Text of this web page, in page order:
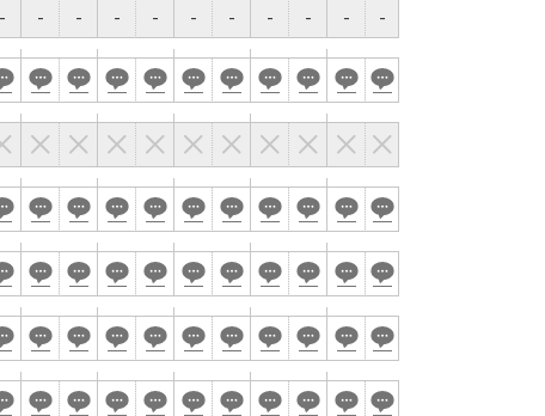
- - - - - - - - - - -
e-sports大会
展示会・販売会